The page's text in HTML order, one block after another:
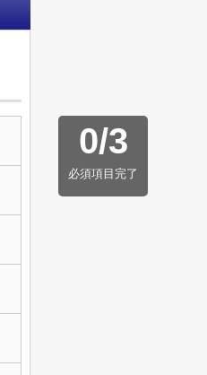
0/3
必須項目完了